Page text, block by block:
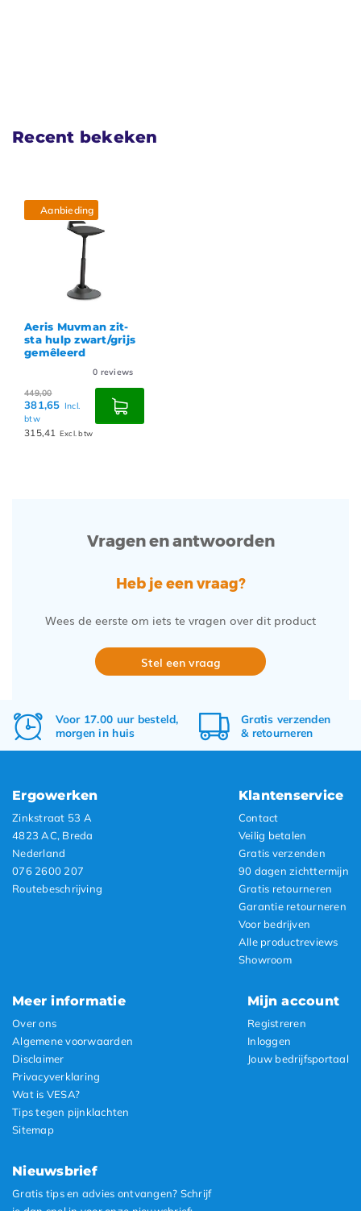
Recent bekeken
Aanbieding
Aeris Muvman zit-
sta hulp zwart/grijs
gemêleerd
0 reviews
449,00
381,65 Incl.
btw
315,41 Excl. btw
Vragen en antwoorden
Heb je een vraag?
Wees de eerste om iets te vragen over dit product
Stel een vraag
Voor 17.00 uur besteld,
morgen in huis
Gratis verzenden
& retourneren
Ergowerken
Zinkstraat 53 A
4823 AC, Breda
Nederland
076 2600 207
Routebeschrijving
Klantenservice
Contact
Veilig betalen
Gratis verzenden
90 dagen zichttermijn
Gratis retourneren
Garantie retourneren
Voor bedrijven
Alle productreviews
Showroom
Meer informatie
Over ons
Algemene voorwaarden
Disclaimer
Privacyverklaring
Wat is VESA?
Tips tegen pijnklachten
Sitemap
Mijn account
Registreren
Inloggen
Jouw bedrijfsportaal
Nieuwsbrief
Gratis tips en advies ontvangen? Schrijf